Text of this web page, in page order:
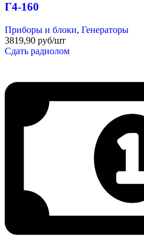
Г4-160
Приборы и блоки, Генераторы
3819,90 руб/шт
Сдать радиолом